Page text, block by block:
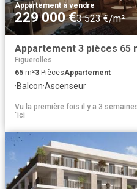
Appartement·à vendre
229 000 €3 523 €/m²
Appartement 3 pièces 65
Figuerolles
65 m²3 PiècesAppartement
·Balcon·Ascenseur
Vu la première fois il y a 3
´ici